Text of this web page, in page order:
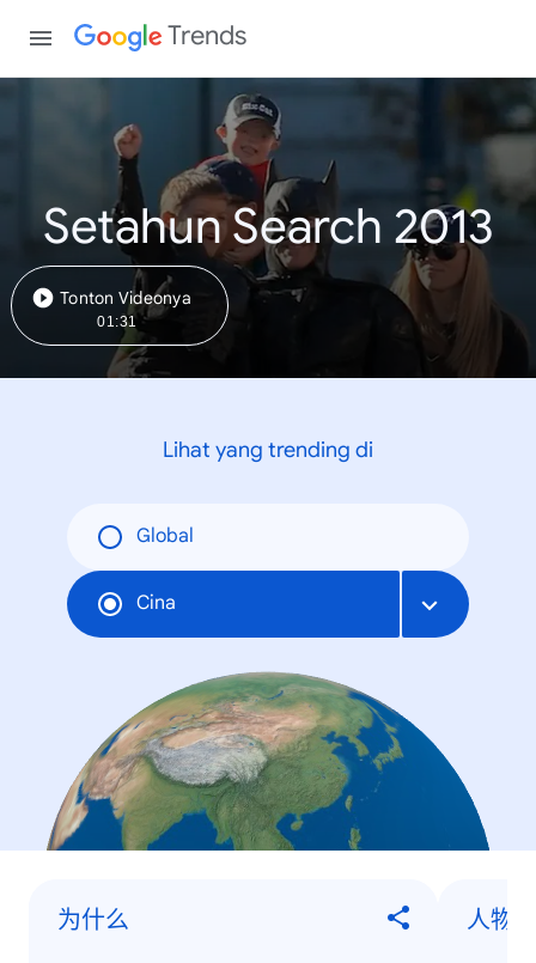
Trends
Setahun Search 2013
Tonton Videonya
01:31
Lihat yang trending di
Global
Cina
为什么
人物